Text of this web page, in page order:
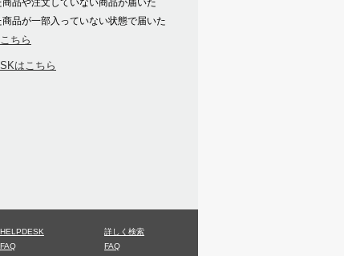
商品や注文していない商品が届いた
商品が一部入っていない状態で届いた
ちら
はこちら
HELPDESK
FAQ
詳しく検索
FAQ